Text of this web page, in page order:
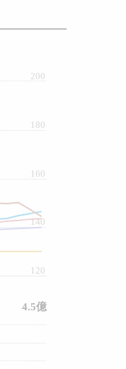
120
160
200
140
180
4.5億